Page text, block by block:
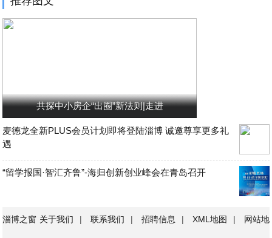
共探中小房企“出圈”新法则|走进
麦德龙全新PLUS会员计划即将登陆淄博 诚邀尊享更多礼
遇
“留学报国·智汇齐鲁”-海归创新创业峰会在青岛召开
淄博之窗 关于我们 | 联系我们 | 招聘信息 | XML地图 | 网站地